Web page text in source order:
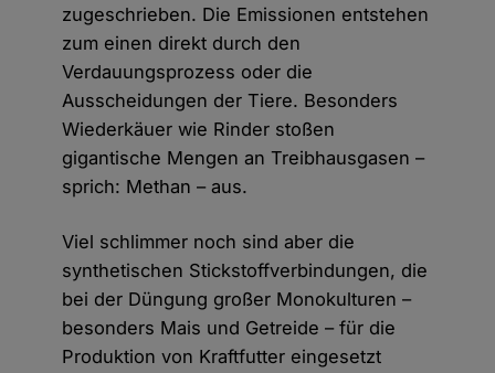
zugeschrieben. Die Emissionen entstehen
zum einen direkt durch den
Verdauungsprozess oder die
Ausscheidungen der Tiere. Besonders
Wiederkäuer wie Rinder stoßen
gigantische Mengen an Treibhausgasen –
sprich: Methan – aus.
Viel schlimmer noch sind aber die
synthetischen Stickstoffverbindungen, die
bei der Düngung großer Monokulturen –
besonders Mais und Getreide – für die
Produktion von Kraftfutter eingesetzt